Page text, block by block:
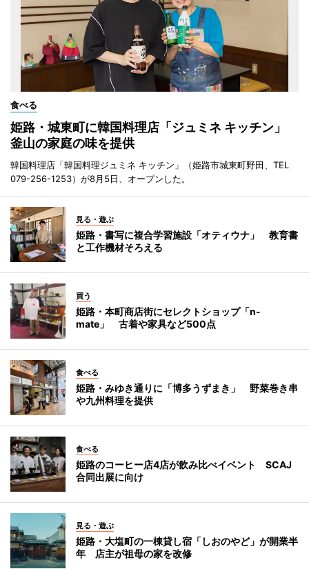
食べる
姫路・城東町に韓国料理店「ジュミネ キッチン」
釜山の家庭の味を提供
韓国料理店「韓国料理ジュミネ キッチン」（姫路市城東町野田、TEL
079-256-1253）が8月5日、オープンした。
見る・遊ぶ
姫路・書写に複合学習施設「オティウナ」 教育書
と工作機材そろえる
買う
姫路・本町商店街にセレクトショップ「n-
mate」 古着や家具など500点
食べる
姫路・みゆき通りに「博多うずまき」 野菜巻き串
や九州料理を提供
食べる
姫路のコーヒー店4店が飲み比べイベント SCAJ
合同出展に向け
見る・遊ぶ
姫路・大塩町の一棟貸し宿「しおのやど」が開業半
年 店主が祖母の家を改修